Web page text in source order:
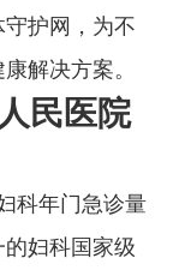
护网，为不
解决方案。
民医院
科年门急诊量
妇科国家级